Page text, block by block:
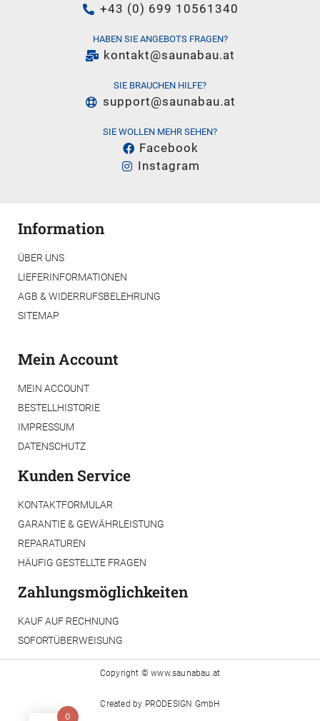
+43 (0) 699 10561340
HABEN SIE ANGEBOTS FRAGEN?
kontakt@saunabau.at
SIE BRAUCHEN HILFE?
support@saunabau.at
SIE WOLLEN MEHR SEHEN?
Facebook
Instagram
Information
ÜBER UNS
LIEFERINFORMATIONEN
AGB & WIDERRUFSBELEHRUNG
SITEMAP
Mein Account
MEIN ACCOUNT
BESTELLHISTORIE
IMPRESSUM
DATENSCHUTZ
Kunden Service
KONTAKTFORMULAR
GARANTIE & GEWÄHRLEISTUNG
REPARATUREN
HÄUFIG GESTELLTE FRAGEN
Zahlungsmöglichkeiten
KAUF AUF RECHNUNG
SOFORTÜBERWEISUNG
Copyright ©www.saunabau.at
Created by PRODESIGN GmbH
0